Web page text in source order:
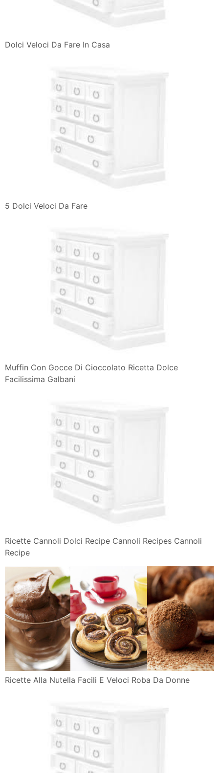
Dolci Veloci Da Fare In Casa
5 Dolci Veloci Da Fare
Muffin Con Gocce Di Cioccolato Ricetta Dolce
Facilissima Galbani
Ricette Cannoli Dolci Recipe Cannoli Recipes Cannoli
Recipe
Ricette Alla Nutella Facili E Veloci Roba Da Donne